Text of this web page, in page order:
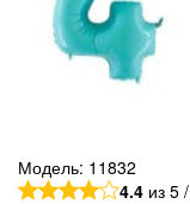
Модель: 11832
4.4 из 5 /